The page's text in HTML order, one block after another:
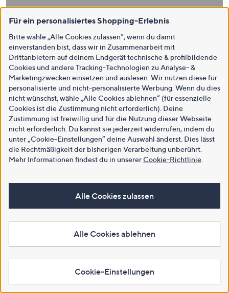
Für ein personalisiertes Shopping-Erlebnis
Bitte wähle „Alle Cookies zulassen“, wenn du damit
einverstanden bist, dass wir in Zusammenarbeit mit
Drittanbietern auf deinem Endgerät technische & profilbildende
Cookies und andere Tracking-Technologien zu Analyse- &
Marketingzwecken einsetzen und auslesen. Wir nutzen diese für
personalisierte und nicht-personalisierte Werbung. Wenn du dies
nicht wünschst, wähle „Alle Cookies ablehnen“ (für essenzielle
Cookies ist die Zustimmung nicht erforderlich). Deine
Zustimmung ist freiwillig und für die Nutzung dieser Webseite
nicht erforderlich. Du kannst sie jederzeit widerrufen, indem du
unter „Cookie-Einstellungen“ deine Auswahl änderst. Dies lässt
die Rechtmäßigkeit der bisherigen Verarbeitung unberührt.
Mehr Informationen findest du in unsererCookie-Richtlinie
Alle Cookies zulassen
Alle Cookies ablehnen
Cookie-Einstellungen